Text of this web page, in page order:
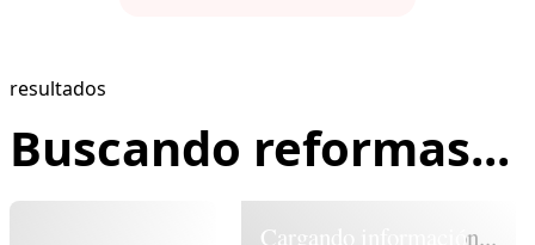
resultados
Buscando reformas...
Cargando información...